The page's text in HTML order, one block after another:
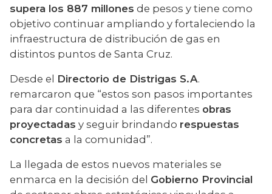
supera los 887 millones de pesos y tiene como
objetivo continuar ampliando y fortaleciendo la
infraestructura de distribución de gas en
distintos puntos de Santa Cruz.
Desde el Directorio de Distrigas S.A.
remarcaron que “estos son pasos importantes
para dar continuidad a las diferentes obras
proyectadas y seguir brindando respuestas
concretas a la comunidad”.
La llegada de estos nuevos materiales se
enmarca en la decisión del Gobierno Provincial